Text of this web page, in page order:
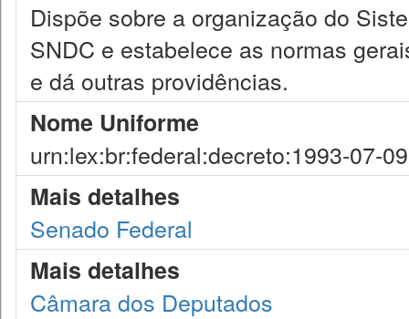
Dispõe sobre a organização do
SNDC e estabelece as normas
e dá outras providências.
Nome Uniforme
urn:lex:br:federal:decreto:1993-07-
Mais detalhes
Senado Federal
Mais detalhes
Câmara dos Deputados